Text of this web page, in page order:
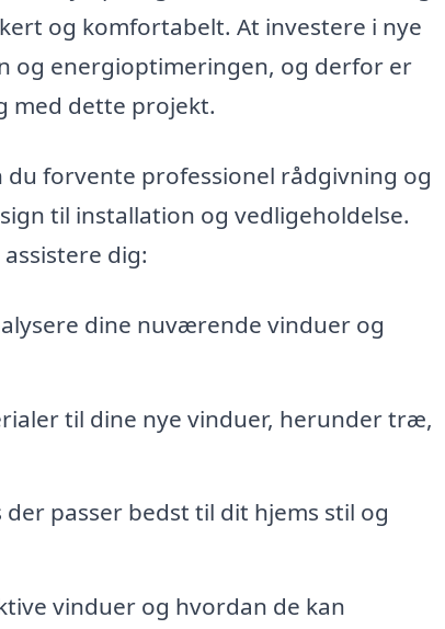
og komfortabelt. At investere i nye
og energioptimeringen, og derfor er
med dette projekt.
du forvente professionel rådgivning og
til installation og vedligeholdelse.
dig:
dine nuværende vinduer og
til dine nye vinduer, herunder træ,
passer bedst til dit hjems stil og
vinduer og hvordan de kan